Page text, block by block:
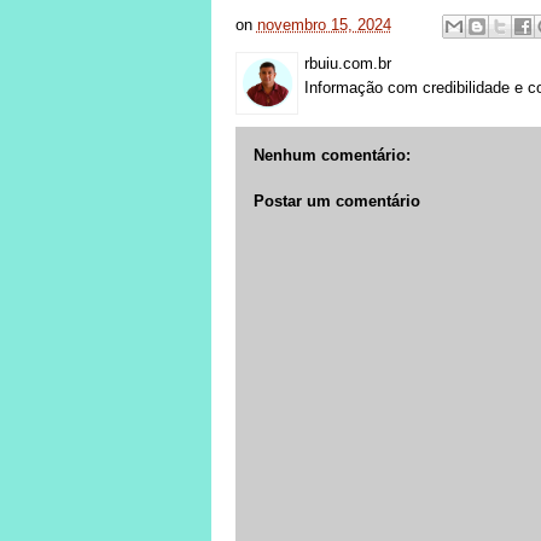
on novembro 15, 2024
rbuiu.com.br
Informação com credibilidade e
Nenhum comentário:
Postar um comentário